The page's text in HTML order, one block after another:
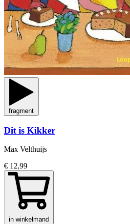
fragment
Dit is Kikker
Max Velthuijs
€ 12,99
in winkelmand